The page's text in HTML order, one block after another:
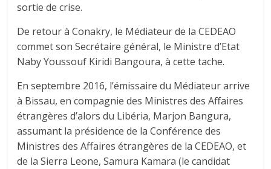
sortie de crise.
De retour à Conakry, le Médiateur de la CEDEAO
commet son Secrétaire général, le Ministre d’Etat
Naby Youssouf Kiridi Bangoura, à cette tache.
En septembre 2016, l’émissaire du Médiateur arrive
à Bissau, en compagnie des Ministres des Affaires
étrangères d’alors du Libéria, Marjon Bangura,
assumant la présidence de la Conférence des
Ministres des Affaires étrangères de la CEDEAO, et
de la Sierra Leone, Samura Kamara (le candidat